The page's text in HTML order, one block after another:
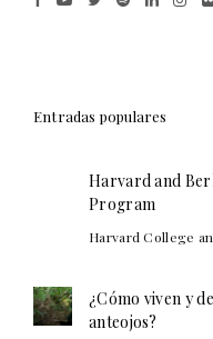
Entradas populares
Harvard and
Program
Harvard College
¿Cómo viven y
anteojos?